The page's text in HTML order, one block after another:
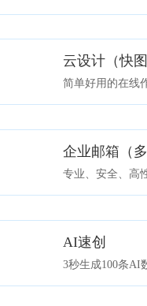
云设计（快图
简单好用的在线
免费素材模板
企业邮箱（多
专业、安全、高
免费
AI速创
3秒生成100条AI